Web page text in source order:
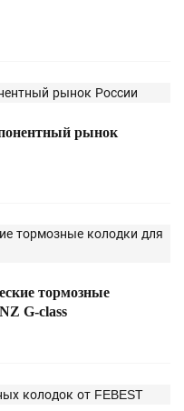
рынок
тормозные
G-class